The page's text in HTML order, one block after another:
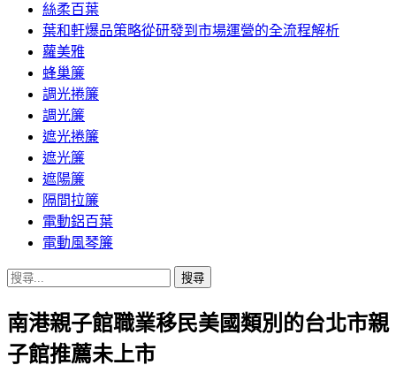
絲柔百葉
葉和軒爆品策略從研發到市場運營的全流程解析
蘿美雅
蜂巢簾
調光捲簾
調光簾
遮光捲簾
遮光簾
遮陽簾
隔間拉簾
電動鋁百葉
電動風琴簾
搜
關
鍵
字:
南港親子館職業移民美國類別的台北市親
子館推薦未上市